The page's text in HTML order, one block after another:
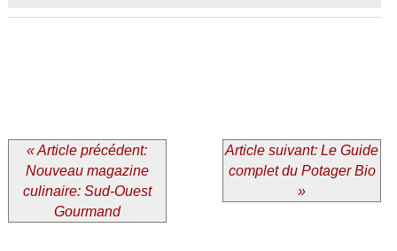
« Article précédent:
Nouveau magazine
culinaire: Sud-Ouest
Gourmand
Article suivant: Le Guide
complet du Potager Bio
»